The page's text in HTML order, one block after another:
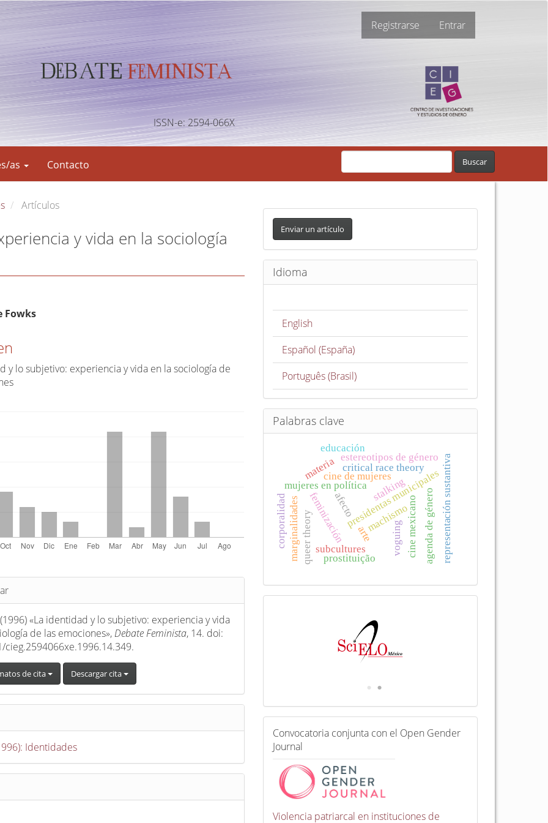
Registrarse Entrar
ISSN-e: 2594-066X
as Contacto Buscar
Artículos
y vida en la sociología
Fowks
y lo subjetivo: experiencia y vida en la sociología de
(1996) «La identidad y lo subjetivo: experiencia y vida
de las emociones», Debate Feminista, 14. doi:
cieg.2594066xe.1996.14.349.
de cita Descargar cita
Identidades
E
v
i
a
c
l
Enviar un artículo
Idioma
English
Español (España)
Português (Brasil)
Palabras clave
stalking
presidentas municipales
cine mexicano
mujeres en política
machismo agenda de género
feminización
cine de mujeres representación sustantiva
voguing
queer theory
critical race theory
subcultures
afecto
estereotipos de género
materia
marginalidades
corporalidad arte
prostituição
educación
C
o
n
v
t
Convocatoria conjunta con el Open Gender
Journal
Violencia patriarcal en instituciones de